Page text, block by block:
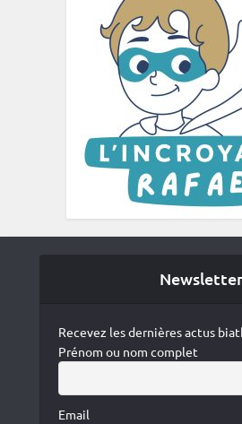
Newsletter
Recevez les dernières actus
Prénom ou nom complet
Email